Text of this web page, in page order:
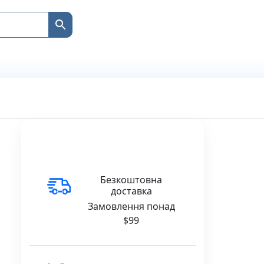
Безкоштовна
доставка
Замовлення понад
$99